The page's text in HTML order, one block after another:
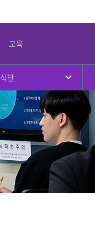
규정
대학요람
임원진
예산 및 결산
이사회회의록
대학평의원회 회의록
감사결과
기부금 현황
교육
대학원소개
입학안내
교육과정
학사안내
논문심사안내
국제교류프로그램
해외자매대학
교환학생프로그램
공지사항
학사일정
대학정보공시
공익제보
서식자료실
NEWS
식단
채용/입찰
식단